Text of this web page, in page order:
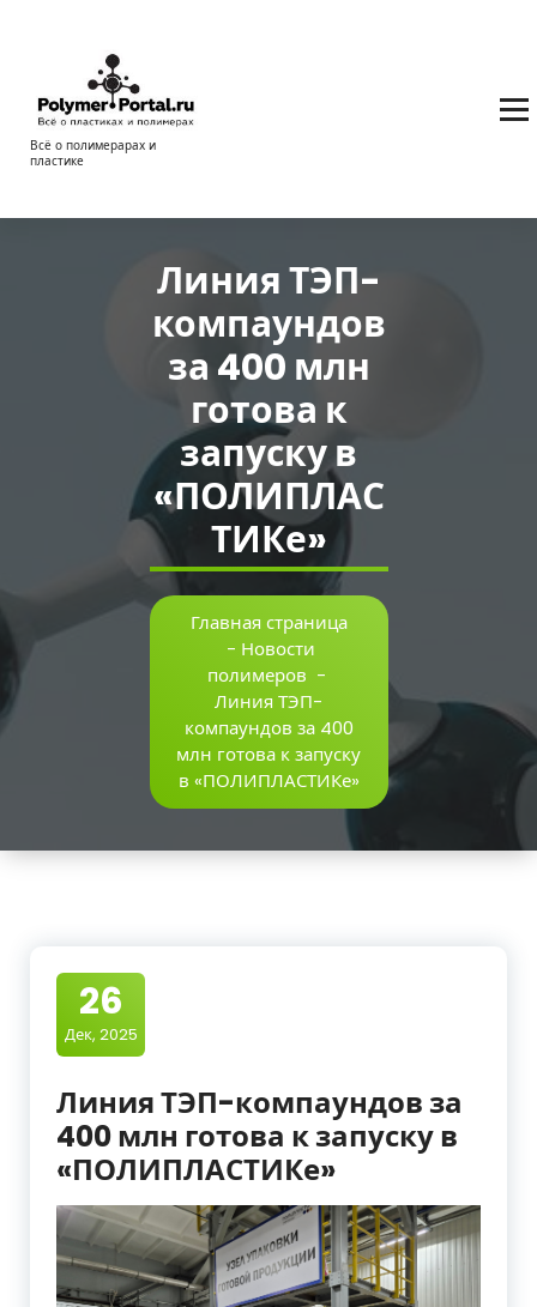
содержимому
Всё о полимерарах и
пластике
Линия ТЭП-
компаундов
за 400 млн
готова к
запуску в
«ПОЛИПЛАС
ТИКе»
Главная страница
- Новости
полимеров -
Линия ТЭП-
компаундов за 400
млн готова к запуску
в «ПОЛИПЛАСТИКе»
26
Дек, 2025
Линия ТЭП-компаундов за
400 млн готова к запуску в
«ПОЛИПЛАСТИКе»